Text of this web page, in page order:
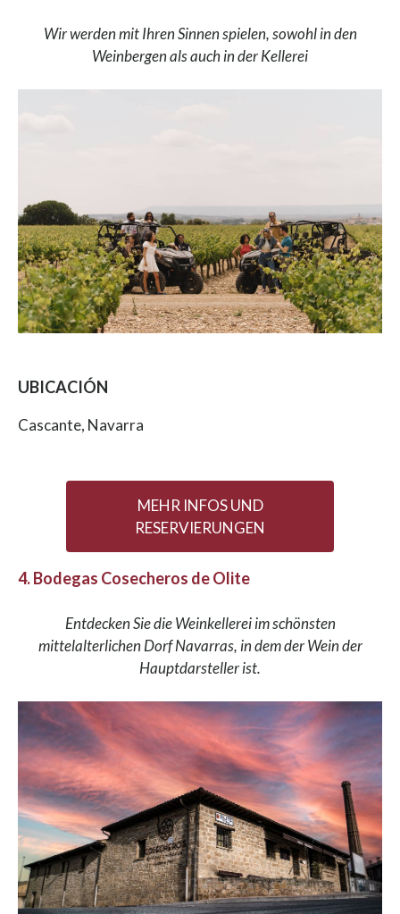
Wir werden mit Ihren Sinnen spielen, sowohl in den
Weinbergen als auch in der Kellerei
UBICACIÓN
Cascante, Navarra
MEHR INFOS UND
RESERVIERUNGEN
4. Bodegas Cosecheros de Olite
Entdecken Sie die Weinkellerei im schönsten
mittelalterlichen Dorf Navarras, in dem der Wein der
Hauptdarsteller ist.